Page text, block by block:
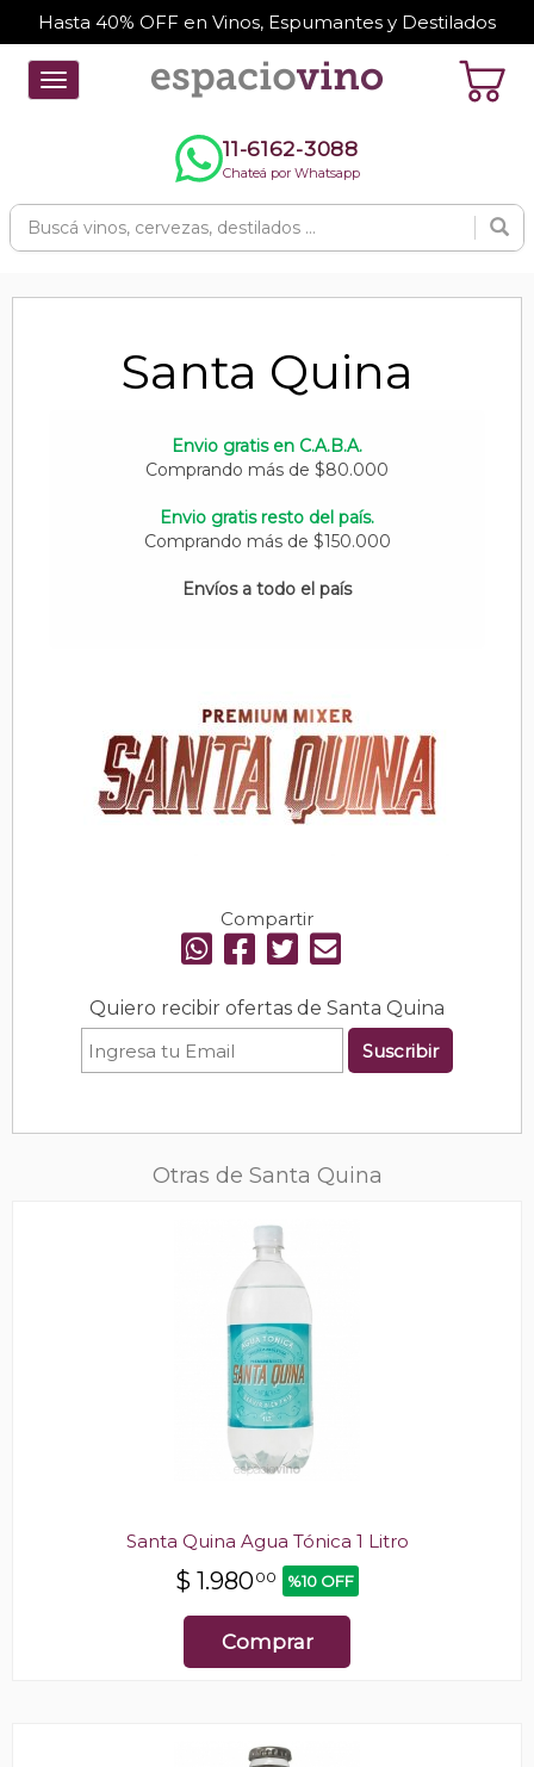
Hasta 40% OFF en Vinos, Espumantes y Destilados
Toggle
navigation
11-6162-3088
Chateá por Whatsapp
Santa Quina
Envio gratis en C.A.B.A.
Comprando más de $80.000
Envio gratis resto del país.
Comprando más de $150.000
Envíos a todo el país
Compartir
Quiero recibir ofertas de Santa Quina
Suscribir
Otras de Santa Quina
Santa Quina Agua Tónica 1 Litro
$ 1.98000 %10 OFF
Comprar